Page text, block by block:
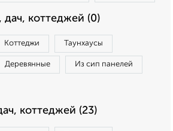
коттеджей (0)
Коттеджи Таунхаусы
Деревянные Из сип панелей
коттеджей (23)